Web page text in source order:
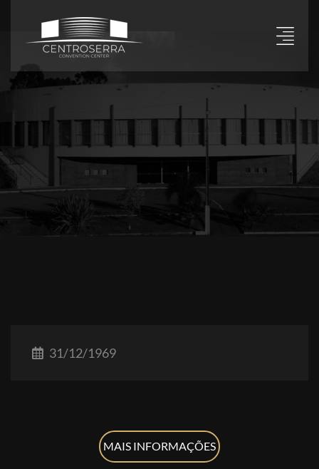
Warning: mysql_fetch_array() expects parameter 1 to be
/home/centroserra/public_html/paginas/mais.php
31/12/1969
MAIS INFORMAÇÕES